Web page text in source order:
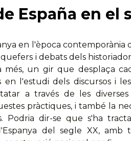
España en el
en l'època contemporània
i debats dels
més, un gir que desplaça
en l'estudi dels discursos i
a través de les diverses
pràctiques, i també la
Podria dir-se que s'ha
del segle XX, amb